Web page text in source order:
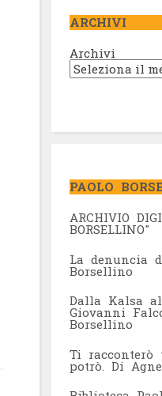
ARCHIVI
Archivi
PAOLO
ARCHIVIO
BORSELLINO"
La denuncia
Borsellino
Dalla Kalsa
Giovanni
Borsellino
Ti
potrò. Di